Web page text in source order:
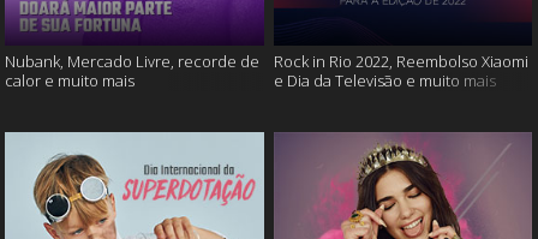
Nubank, Mercado Livre, recorde de
calor e muito mais
Rock in Rio 2022, Reembolso Xiaomi
e Dia da Televisão e muito mais